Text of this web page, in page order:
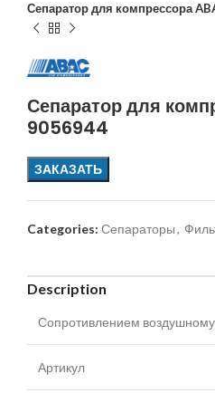
Сепаратор для компрессора
Сепаратор для
9056944
ЗАКАЗАТЬ
Categories: Сепараторы,
Description
Сопротивлением воздушному
Артикул